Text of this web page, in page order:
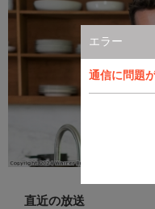
エラー
通信に問題
直近の放送